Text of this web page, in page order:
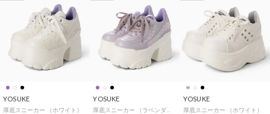
YOSUKE
厚底スニーカー （ホワイト）
YOSUKE YOSUKE
厚底スニーカー （ホワイト）